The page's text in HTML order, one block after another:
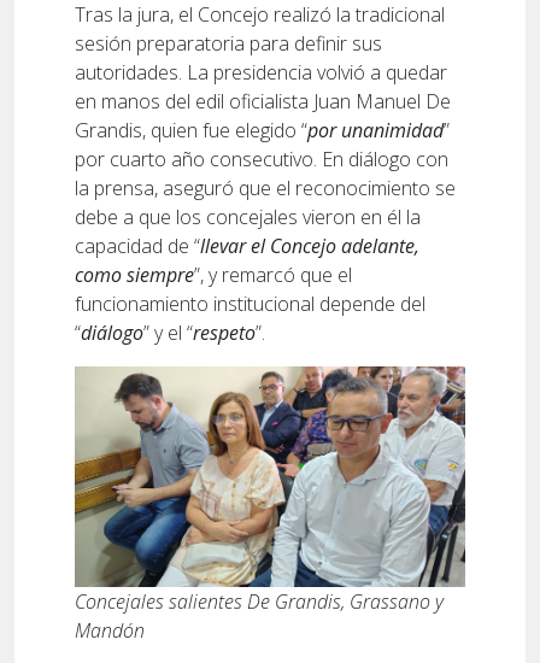
Tras la jura, el Concejo realizó la tradicional
sesión preparatoria para definir sus
autoridades. La presidencia volvió a quedar
en manos del edil oficialista Juan Manuel De
Grandis, quien fue elegido “por unanimidad”
por cuarto año consecutivo. En diálogo con
la prensa, aseguró que el reconocimiento se
debe a que los concejales vieron en él la
capacidad de “llevar el Concejo adelante,
como siempre”, y remarcó que el
funcionamiento institucional depende del
“diálogo” y el “respeto”.
Concejales salientes De Grandis, Grassano y
Mandón